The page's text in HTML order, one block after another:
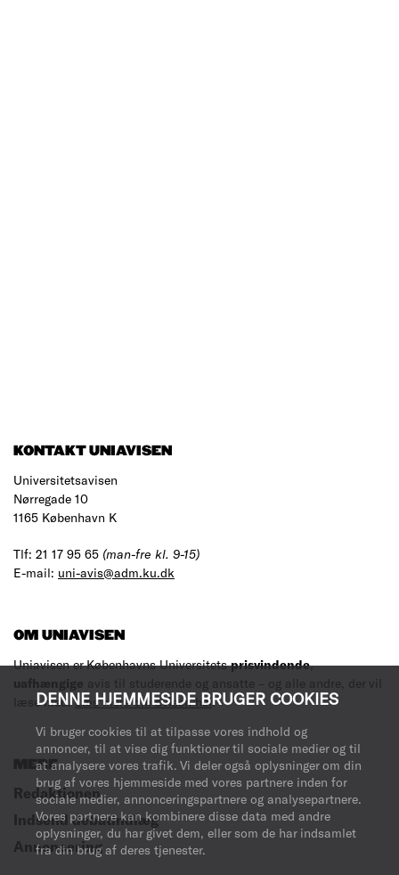
DENNE HJEMMESIDE BRUGER COOKIES
Vi bruger cookies til at tilpasse vores indhold og
annoncer, til at vise dig funktioner til sociale medier og til
at analysere vores trafik. Vi deler også oplysninger om din
brug af vores hjemmeside med vores partnere inden for
sociale medier, annonceringspartnere og analysepartnere.
Vores partnere kan kombinere disse data med andre
oplysninger, du har givet dem, eller som de har indsamlet
fra din brug af deres tjenester.
KONTAKT UNIAVISEN
Universitetsavisen
Nørregade 10
1165 København K
Tlf: 21 17 95 65 (man-fre kl. 9-15)
E-mail: uni-avis@adm.ku.dk
OM UNIAVISEN
Uniavisen er Københavns Universitetsprisvindende,
uafhængige avis til studerende og ansatte – og alle andre, der vil
læse med.Læs mere om avisen her.
MERE
Redaktionen
Indsend debatindlæg
Annoncering